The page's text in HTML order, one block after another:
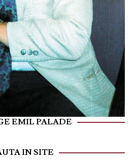
EMIL PALADE
IN SITE